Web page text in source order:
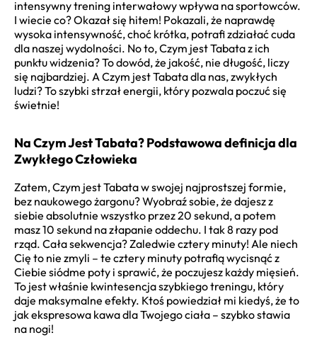
intensywny trening interwałowy wpływa na sportowców.
I wiecie co? Okazał się hitem! Pokazali, że naprawdę
wysoka intensywność, choć krótka, potrafi zdziałać cuda
dla naszej wydolności. No to, Czym jest Tabata z ich
punktu widzenia? To dowód, że jakość, nie długość, liczy
się najbardziej. A Czym jest Tabata dla nas, zwykłych
ludzi? To szybki strzał energii, który pozwala poczuć się
świetnie!
Na Czym Jest Tabata? Podstawowa definicja dla
Zwykłego Człowieka
Zatem, Czym jest Tabata w swojej najprostszej formie,
bez naukowego żargonu? Wyobraź sobie, że dajesz z
siebie absolutnie wszystko przez 20 sekund, a potem
masz 10 sekund na złapanie oddechu. I tak 8 razy pod
rząd. Cała sekwencja? Zaledwie cztery minuty! Ale niech
Cię to nie zmyli – te cztery minuty potrafią wycisnąć z
Ciebie siódme poty i sprawić, że poczujesz każdy mięsień.
To jest właśnie kwintesencja szybkiego treningu, który
daje maksymalne efekty. Ktoś powiedział mi kiedyś, że to
jak ekspresowa kawa dla Twojego ciała – szybko stawia
na nogi!